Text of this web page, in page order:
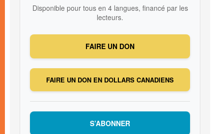
Disponible pour tous en 4 langues, financé par les
lecteurs.
FAIRE UN DON
FAIRE UN DON EN DOLLARS CANADIENS
S’ABONNER